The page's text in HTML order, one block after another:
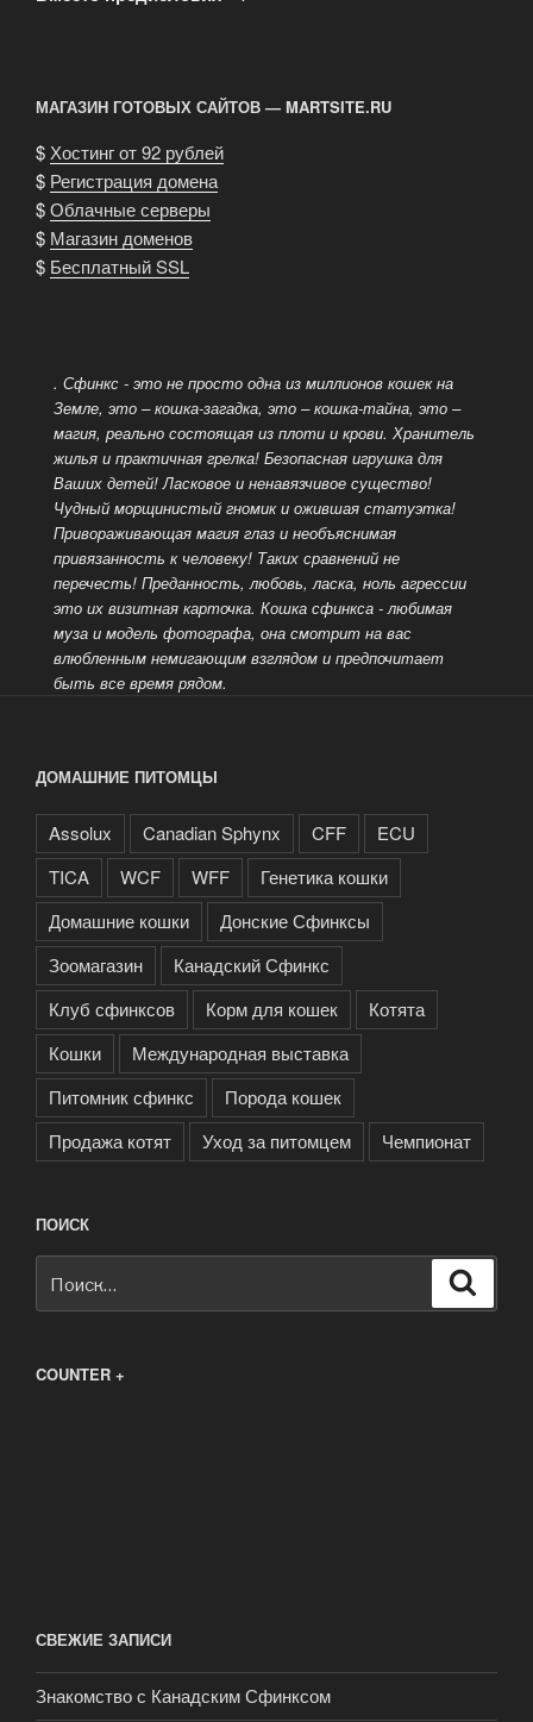
МАГАЗИН ГОТОВЫХ САЙТОВ — MARTSITE.RU
$Хостинг от 92 рублей
$ Регистрация домена
$Облачные серверы
$ Магазин доменов
$ Бесплатный SSL
. Сфинкс - это не просто одна из миллионов кошек на
Земле, это – кошка-загадка, это – кошка-тайна, это –
магия, реально состоящая из плоти и крови. Хранитель
жилья и практичная грелка! Безопасная игрушка для
Ваших детей! Ласковое и ненавязчивое существо!
Чудный морщинистый гномик и ожившая статуэтка!
Привораживающая магия глаз и необъяснимая
привязанность к человеку! Таких сравнений не
перечесть! Преданность, любовь, ласка, ноль агрессии
это их визитная карточка. Кошка сфинкса - любимая
муза и модель фотографа, она смотрит на вас
влюбленным немигающим взглядом и предпочитает
быть все время рядом.
ДОМАШНИЕ ПИТОМЦЫ
Assolux Canadian Sphynx CFF
ECU
TICA
WCF WFF
Генетика кошки
Домашние кошки
Донские Сфинксы
Зоомагазин
Канадский Сфинкс
Клуб сфинксов
Корм для кошек
Котята
Кошки
Международная выставка
Питомник сфинкс
Порода кошек
Продажа котят
Уход за питомцем Чемпионат
ПОИСК
COUNTER +
СВЕЖИЕ ЗАПИСИ
Знакомство с Канадским Сфинксом